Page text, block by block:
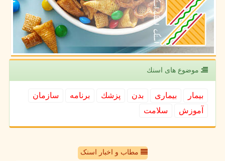
موضوع های اسنك
بیمار بیماری بدن پزشك برنامه
سازمان
آموزش
سلامت
مطاب و اخبار اسنک